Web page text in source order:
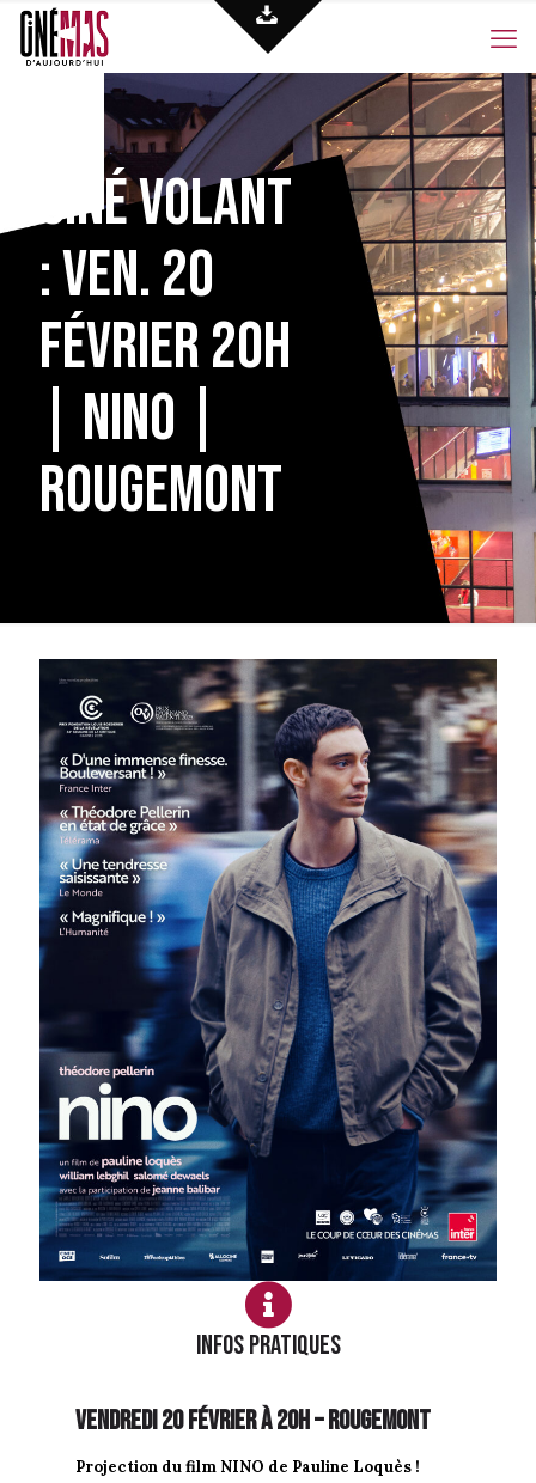
Ciné volant
: Ven. 20
février 20h
| NINO |
Rougemont
Infos PRATIQUES
VEndredi 20 février à 20h – ROUGEMONT
Projection du film NINO de Pauline Loquès !